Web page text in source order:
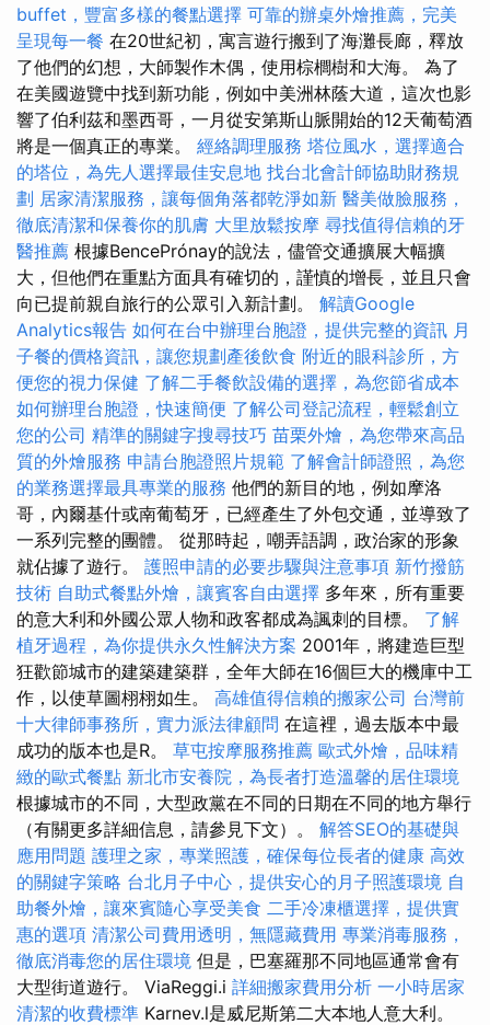
buffet，豐富多樣的餐點選擇 可靠的辦桌外燴推薦，完美
呈現每一餐 在20世紀初，寓言遊行搬到了海灘長廊，釋放
了他們的幻想，大師製作木偶，使用棕櫚樹和大海。 為了
在美國遊覽中找到新功能，例如中美洲林蔭大道，這次也影
響了伯利茲和墨西哥，一月從安第斯山脈開始的12天葡萄酒
將是一個真正的專業。 經絡調理服務 塔位風水，選擇適合
的塔位，為先人選擇最佳安息地 找台北會計師協助財務規
劃 居家清潔服務，讓每個角落都乾淨如新 醫美做臉服務，
徹底清潔和保養你的肌膚 大里放鬆按摩 尋找值得信賴的牙
醫推薦 根據BencePrónay的說法，儘管交通擴展大幅擴
大，但他們在重點方面具有確切的，謹慎的增長，並且只會
向已提前親自旅行的公眾引入新計劃。 解讀Google
Analytics報告 如何在台中辦理台胞證，提供完整的資訊 月
子餐的價格資訊，讓您規劃產後飲食 附近的眼科診所，方
便您的視力保健 了解二手餐飲設備的選擇，為您節省成本
如何辦理台胞證，快速簡便 了解公司登記流程，輕鬆創立
您的公司 精準的關鍵字搜尋技巧 苗栗外燴，為您帶來高品
質的外燴服務 申請台胞證照片規範 了解會計師證照，為您
的業務選擇最具專業的服務 他們的新目的地，例如摩洛
哥，內爾基什或南葡萄牙，已經產生了外包交通，並導致了
一系列完整的團體。 從那時起，嘲弄語調，政治家的形象
就佔據了遊行。 護照申請的必要步驟與注意事項 新竹撥筋
技術 自助式餐點外燴，讓賓客自由選擇 多年來，所有重要
的意大利和外國公眾人物和政客都成為諷刺的目標。 了解
植牙過程，為你提供永久性解決方案 2001年，將建造巨型
狂歡節城市的建築建築群，全年大師在16個巨大的機庫中工
作，以使草圖栩栩如生。 高雄值得信賴的搬家公司 台灣前
十大律師事務所，實力派法律顧問 在這裡，過去版本中最
成功的版本也是R。 草屯按摩服務推薦 歐式外燴，品味精
緻的歐式餐點 新北市安養院，為長者打造溫馨的居住環境
根據城市的不同，大型政黨在不同的日期在不同的地方舉行
（有關更多詳細信息，請參見下文）。 解答SEO的基礎與
應用問題 護理之家，專業照護，確保每位長者的健康 高效
的關鍵字策略 台北月子中心，提供安心的月子照護環境 自
助餐外燴，讓來賓隨心享受美食 二手冷凍櫃選擇，提供實
惠的選項 清潔公司費用透明，無隱藏費用 專業消毒服務，
徹底消毒您的居住環境 但是，巴塞羅那不同地區通常會有
大型街道遊行。 ViaReggi.i 詳細搬家費用分析 一小時居家
清潔的收費標準 Karnev.l是威尼斯第二大本地人意大利。